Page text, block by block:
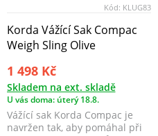
Kód: KLUG83
Korda Vážící Sak Compac
Weigh Sling Olive
1 498 Kč
Skladem na ext. skladě
U vás doma: úterý 18.8.
Vážící sak Korda Compac je
navržen tak, aby pomáhal při